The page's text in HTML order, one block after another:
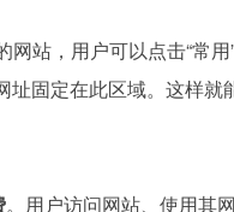
网站，用户可以点击“常
固定在此区域。这样就
。用户访问网站、使用其